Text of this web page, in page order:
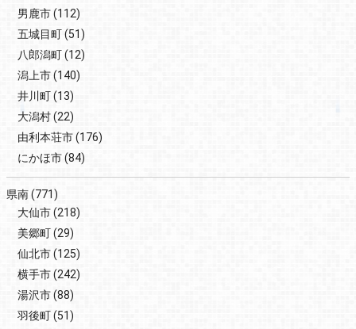
男鹿市(112)
五城目町(51)
八郎潟町(12)
潟上市(140)
井川町(13)
大潟村(22)
由利本荘市(176)
にかほ市(84)
県南(771)
大仙市(218)
美郷町(29)
仙北市(125)
横手市(242)
湯沢市(88)
羽後町(51)